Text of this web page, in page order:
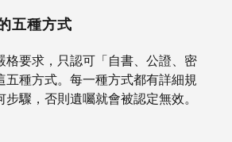
五種方式
格要求，只認可「自書、公證、密
五種方式。每一種方式都有詳細規
驟，否則遺囑就會被認定無效。